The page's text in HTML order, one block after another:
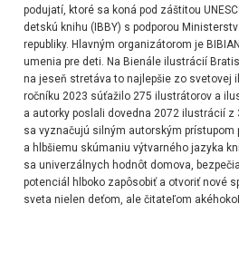
podujatí, ktoré sa koná pod záštitou
detskú knihu (IBBY) s podporou
republiky. Hlavným organizátorom je
umenia pre deti. Na Bienále ilustrácií
na jeseň stretáva to najlepšie zo svetovej
ročníku 2023 súťažilo 275 ilustrátorov a
a autorky poslali dovedna 2072 ilustrácií
sa vyznačujú silným autorským
a hlbšiemu skúmaniu výtvarného jazyka
sa univerzálnych hodnôt domova,
potenciál hlboko zapôsobiť a otvoriť nové
sveta nielen deťom, ale čitateľom